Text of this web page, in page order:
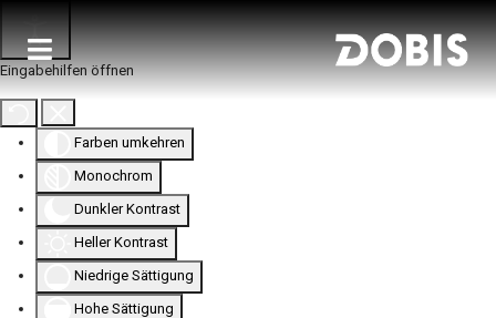
Eingabehilfen öffnen
Farben umkehren
Monochrom
Dunkler Kontrast
Heller Kontrast
Niedrige Sättigung
Hohe Sättigung